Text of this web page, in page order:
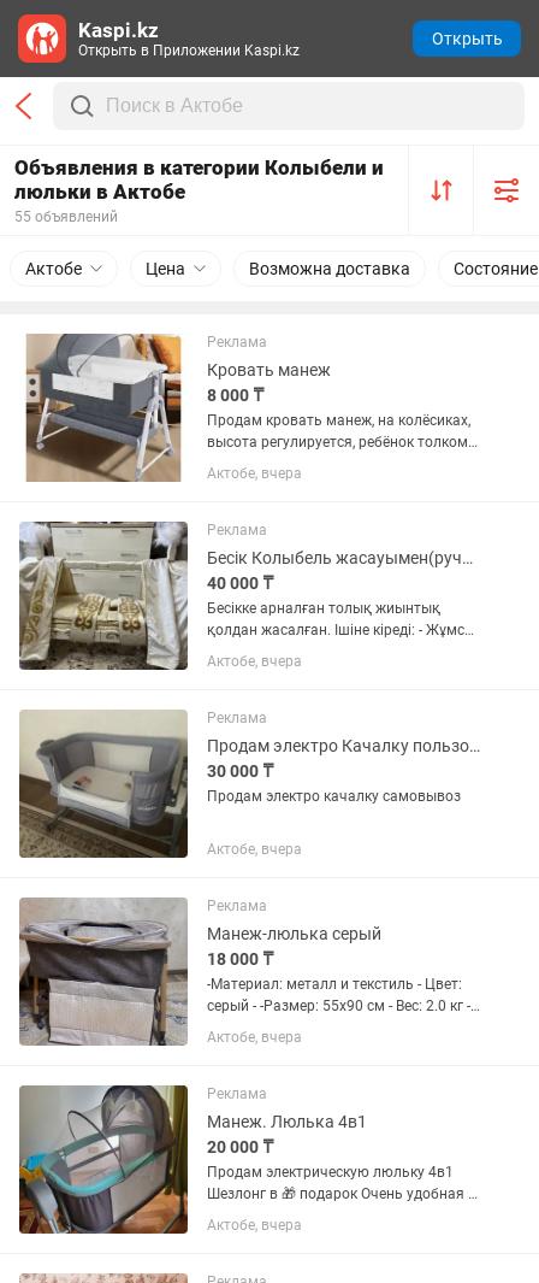
Объявления в категории Колыбели и
люльки в Актобе
55 объявлений
Актобе Цена Возможна доставка Состояние
Реклама
Кровать манеж
8 000 ₸
Продам кровать манеж, на колёсиках,
высота регулируется, ребёнок толком
не лежал, в подарок шезлонг и
развивающий коврик
Актобе, вчера
Реклама
Бесік Колыбель жасауымен(ручная работа)
40 000 ₸
Бесікке арналған толық жиынтық
қолдан жасалған. Ішіне кіреді: - Жұмсақ
матрас (көрпе тәрізді) - Ыңғайлы
жастық - Бесік жамылғысы
накидка)
Актобе, вчера
Реклама
Продам электро Качалку пользовались четыре месяца
30 000 ₸
Продам электро качалку самовывоз
Актобе, вчера
Реклама
Манеж-люлька серый
18 000 ₸
-Материал: металл и текстиль - Цвет:
серый - -Размер: 55х90 см - Вес: 2.0 кг -
Матрас в комплекте: да - Колеса: да,
что обеспечивает мобильность и
Актобе, вчера
Реклама
Манеж. Люлька 4в1
20 000 ₸
Продам электрическую люльку 4в1
Шезлонг в 🎁 подарок Очень удобная и
многофункциональная модель: ✔️
Электро люлька ✔️ Кроватка ✔️ Манеж
Актобе, вчера
Kaspi.kz
Открыть в Приложении Kaspi.kz
Открыть